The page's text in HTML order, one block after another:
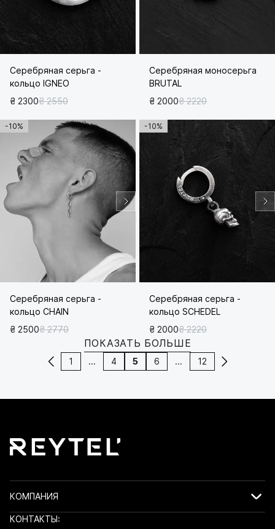
Серебряная серьга -
кольцо IGNEO
₴ 2300₴ 2550
Серебряная моносерьга
BRUTAL
₴ 2000₴ 2220
-10%
Серебряная серьга -
кольцо CHAIN
₴ 2500₴ 2770
-10%
Серебряная серьга -
кольцо SCHEDEL
₴ 2000₴ 2220
ПОКАЗАТЬ БОЛЬШЕ
1 ... 4 5 6 ... 12
КОМПАНИЯ
КОНТАКТЫ: